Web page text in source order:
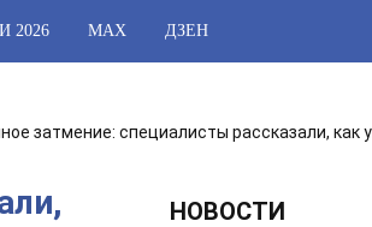
2026 МАХ ДЗЕН
затмение: специалисты рассказали, как
НОВОСТИ